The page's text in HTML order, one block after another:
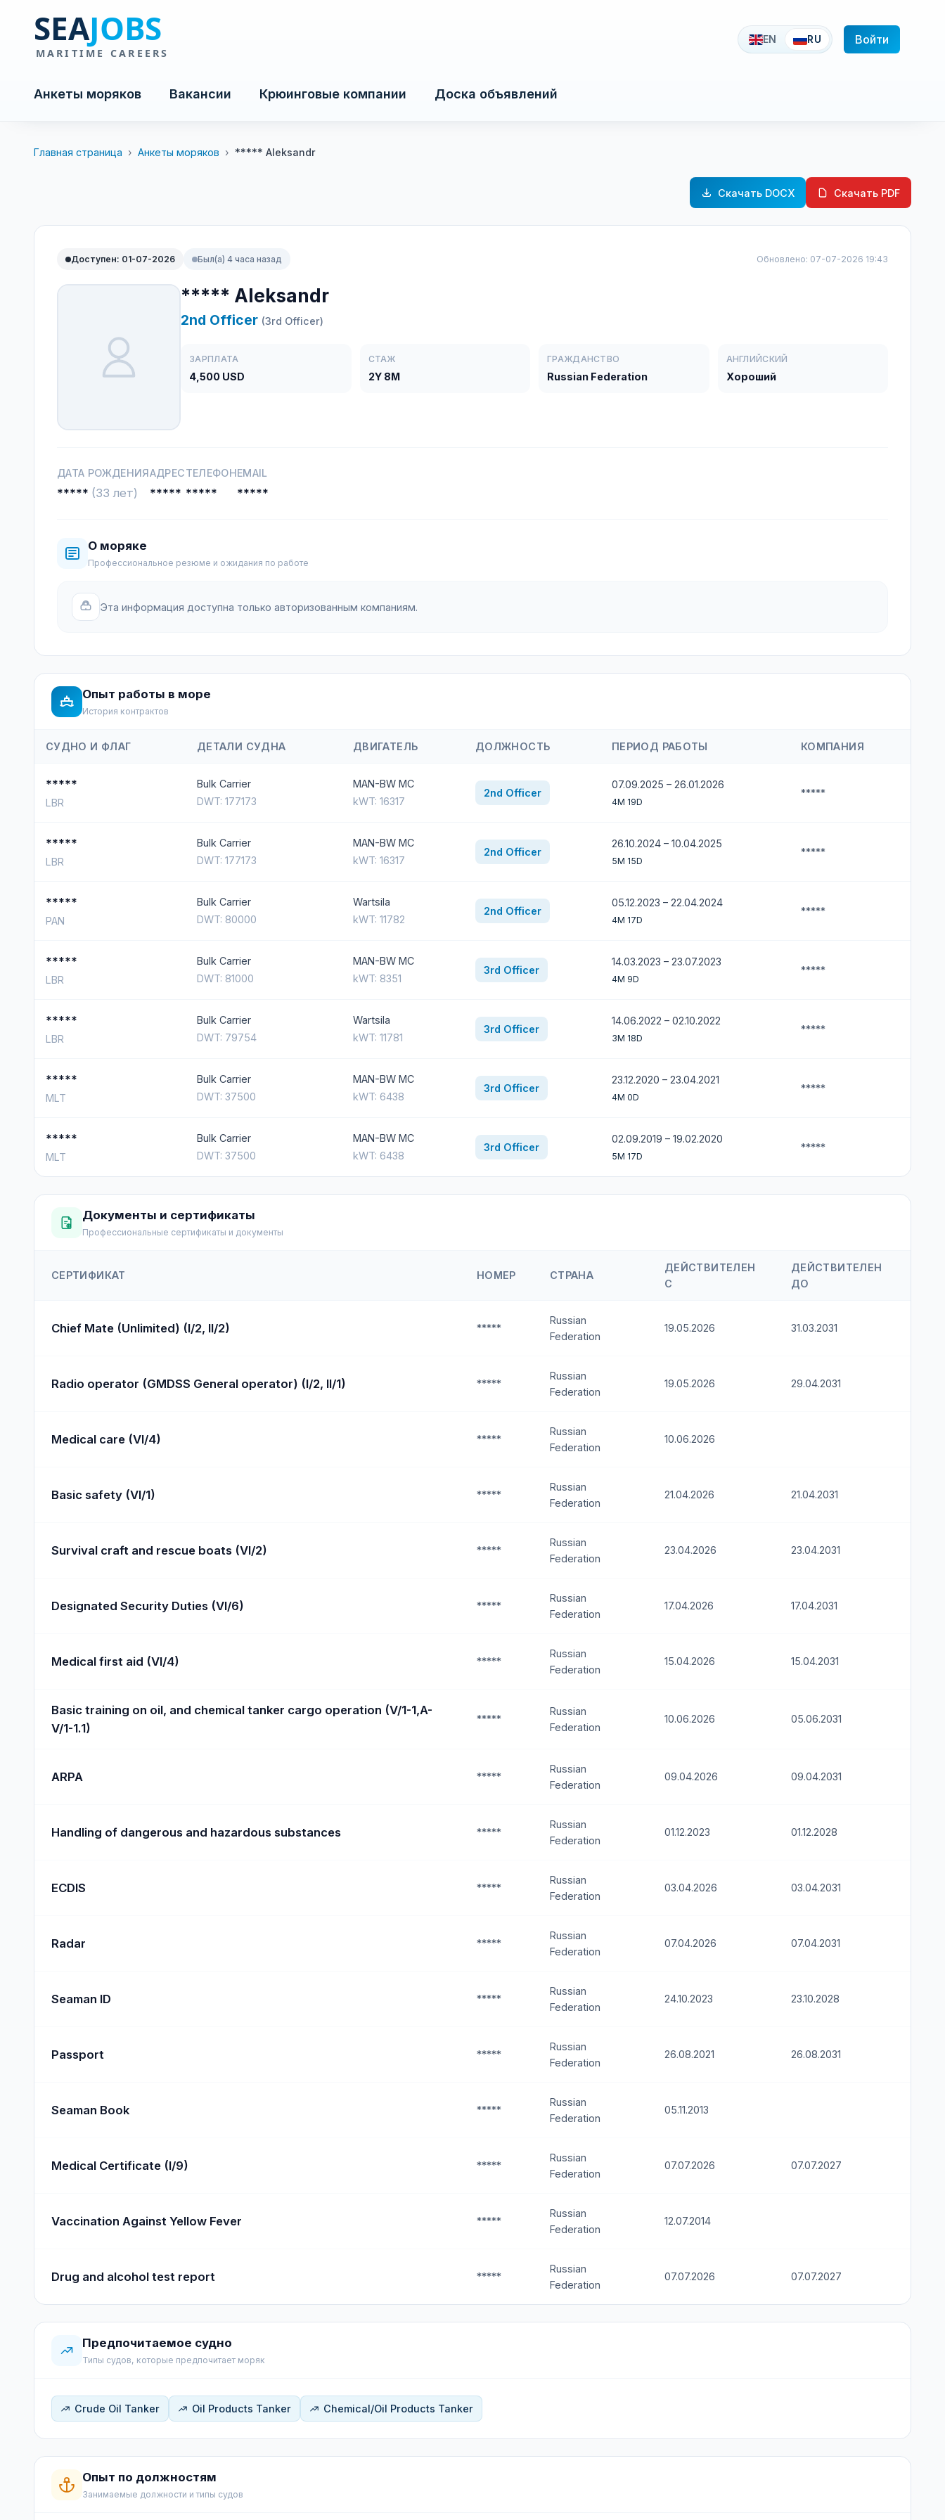
EN RU Войти
Анкеты моряков Вакансии Крюинговые компании Доска объявлений
Главная страница › Анкеты моряков › ***** Aleksandr
Скачать DOCX Скачать PDF
Доступен: 01-07-2026 Был(а) 4 часа назад Обновлено: 07-07-2026 19:43
***** Aleksandr
2nd Officer (3rd Officer)
ЗАРПЛАТА
4,500 USD
СТАЖ
2Y 8M
ГРАЖДАНСТВО
Russian Federation
АНГЛИЙСКИЙ
Хороший
ДАТА РОЖДЕНИЯ
***** (33 лет)
АДРЕС
*****
ТЕЛЕФОН
*****
EMAIL
*****
О моряке
Профессиональное резюме и ожидания по работе
Эта информация доступна только авторизованным компаниям.
Опыт работы в море
История контрактов
СУДНО И ФЛАГ ДЕТАЛИ СУДНА ДВИГАТЕЛЬ ДОЛЖНОСТЬ ПЕРИОД РАБОТЫ КОМПАНИЯ
*****
LBR
Bulk Carrier
DWT: 177173
MAN-BW MC
kWT: 16317
2nd Officer
07.09.2025 – 26.01.2026
4M 19D
*****
*****
LBR
Bulk Carrier
DWT: 177173
MAN-BW MC
kWT: 16317
2nd Officer
26.10.2024 – 10.04.2025
5M 15D
*****
*****
PAN
Bulk Carrier
DWT: 80000
Wartsila
kWT: 11782
2nd Officer
05.12.2023 – 22.04.2024
4M 17D
*****
*****
LBR
Bulk Carrier
DWT: 81000
MAN-BW MC
kWT: 8351
3rd Officer
14.03.2023 – 23.07.2023
4M 9D
*****
*****
LBR
Bulk Carrier
DWT: 79754
Wartsila
kWT: 11781
3rd Officer
14.06.2022 – 02.10.2022
3M 18D
*****
*****
MLT
Bulk Carrier
DWT: 37500
MAN-BW MC
kWT: 6438
3rd Officer
23.12.2020 – 23.04.2021
4M 0D
*****
*****
MLT
Bulk Carrier
DWT: 37500
MAN-BW MC
kWT: 6438
3rd Officer
02.09.2019 – 19.02.2020
5M 17D
*****
Документы и сертификаты
Профессиональные сертификаты и документы
СЕРТИФИКАТ НОМЕР СТРАНА
ДЕЙСТВИТЕЛЕН
С
ДЕЙСТВИТЕЛЕН
ДО
Chief Mate (Unlimited) (I/2, II/2) *****
Russian
Federation
19.05.2026 31.03.2031
Radio operator (GMDSS General operator) (I/2, II/1) *****
Russian
Federation
19.05.2026 29.04.2031
Medical care (VI/4) *****
Russian
Federation
10.06.2026
Basic safety (VI/1) *****
Russian
Federation
21.04.2026 21.04.2031
Survival craft and rescue boats (VI/2) *****
Russian
Federation
23.04.2026 23.04.2031
Designated Security Duties (VI/6) *****
Russian
Federation
17.04.2026 17.04.2031
Medical first aid (VI/4) *****
Russian
Federation
15.04.2026 15.04.2031
Basic training on oil, and chemical tanker cargo operation (V/1-1,A-
V/1-1.1)
*****
Russian
Federation
10.06.2026 05.06.2031
ARPA *****
Russian
Federation
09.04.2026 09.04.2031
Handling of dangerous and hazardous substances *****
Russian
Federation
01.12.2023 01.12.2028
ECDIS *****
Russian
Federation
03.04.2026 03.04.2031
Radar *****
Russian
Federation
07.04.2026 07.04.2031
Seaman ID *****
Russian
Federation
24.10.2023 23.10.2028
Passport *****
Russian
Federation
26.08.2021 26.08.2031
Seaman Book *****
Russian
Federation
05.11.2013
Medical Certificate (I/9) *****
Russian
Federation
07.07.2026 07.07.2027
Vaccination Against Yellow Fever *****
Russian
Federation
12.07.2014
Drug and alcohol test report *****
Russian
Federation
07.07.2026 07.07.2027
Предпочитаемое судно
Типы судов, которые предпочитает моряк
Crude Oil Tanker Oil Products Tanker Chemical/Oil Products Tanker
Опыт по должностям
Занимаемые должности и типы судов